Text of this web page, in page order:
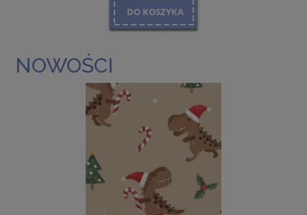
DO KOSZYKA
NOWOŚCI